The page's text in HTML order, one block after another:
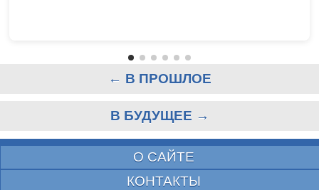
← В ПРОШЛОЕ
В БУДУЩЕЕ →
О САЙТЕ
КОНТАКТЫ